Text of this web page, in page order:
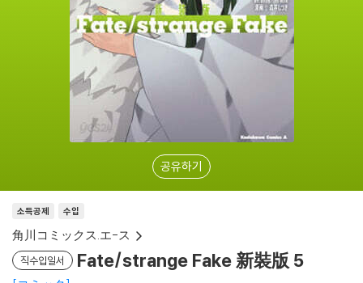
공유하기
소득공제 수입
角川コミックス.エ-ス
직수입일서 Fate/strange Fake 新裝版 5